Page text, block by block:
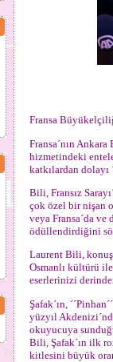
Fransa
Fransa´nın
hizmetindeki
katkılardan dolayı
Bili, Fransız
çok özel bir nişan
veya Fransa´da ve
ödüllendirdiğini
Laurent Bili,
Osmanlı kültürü
eserlerinizi
Şafak´ın,
yüzyıl
okuyucuya
Bili, Şafak´ın ilk
kitlesini büyük